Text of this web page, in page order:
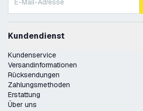
Kundendienst
Kundenservice
Versandinformationen
Rücksendungen
Zahlungsmethoden
Erstattung
Über uns